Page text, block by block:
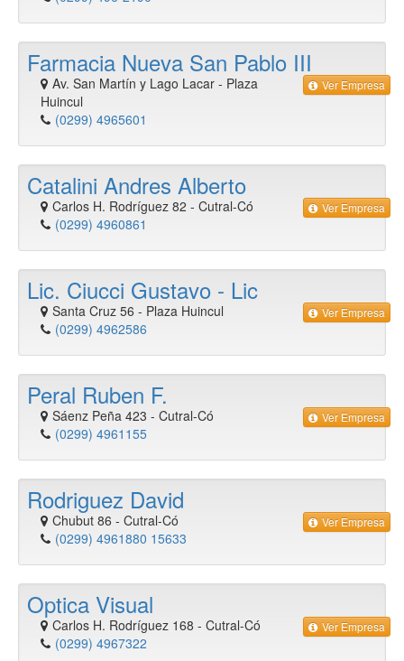
Farmacia Nueva San Pablo III
Av. San Martín y Lago Lacar - Plaza
Huincul
(0299) 4965601
Ver Empresa
Catalini Andres Alberto
Carlos H. Rodríguez 82 - Cutral-Có
(0299) 4960861
Ver Empresa
Lic. Ciucci Gustavo - Lic
Santa Cruz 56 - Plaza Huincul
(0299) 4962586
Ver Empresa
Peral Ruben F.
Sáenz Peña 423 - Cutral-Có
(0299) 4961155
Ver Empresa
Rodriguez David
Chubut 86 - Cutral-Có
(0299) 4961880 15633
Ver Empresa
Optica Visual
Carlos H. Rodríguez 168 - Cutral-Có
(0299) 4967322
Ver Empresa